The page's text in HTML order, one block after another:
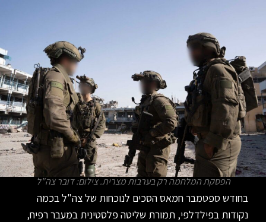
הפסקת המלחמה רק בערבות מצרית. צילום: דובר צה"ל
בחודש ספטמבר חמאס הסכים לנוכחות של צה"ל בכמה
נקודות בפילדלפי, תמורת שליטה פלסטינית במעבר רפיח,